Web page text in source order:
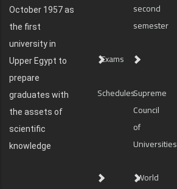
October 1957 as
the first
university in
Upper Egypt to
prepare
graduates with
the assets of
scientific
knowledge
second
semester
Exams
SchedulesSupreme
Council
of
Universities
World